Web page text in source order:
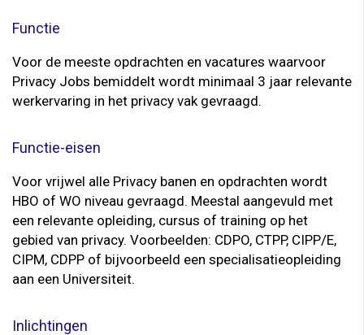
Functie
Voor de meeste opdrachten en vacatures waarvoor
Privacy Jobs bemiddelt wordt minimaal 3 jaar relevante
werkervaring in het privacy vak gevraagd.
Functie-eisen
Voor vrijwel alle Privacy banen en opdrachten wordt
HBO of WO niveau gevraagd. Meestal aangevuld met
een relevante opleiding, cursus of training op het
gebied van privacy. Voorbeelden: CDPO, CTPP, CIPP/E,
CIPM, CDPP of bijvoorbeeld een specialisatieopleiding
aan een Universiteit.
Inlichtingen